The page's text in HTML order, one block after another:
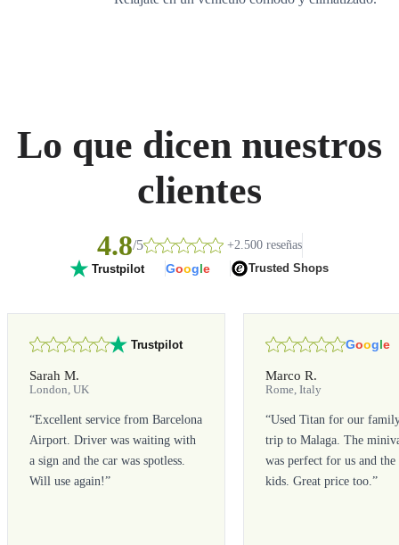
Lo que dicen nuestros
clientes
4.8/5 +2.500 reseñas
Trustpilot Google Trusted Shops
Trustpilot
Sarah M.
London, UK
“Excellent service from Barcelona
Airport. Driver was waiting with
a sign and the car was spotless.
Will use again!”
Google
Marco R.
Rome, Italy
“Used Titan for our
trip to Malaga. The
was perfect for us and the
kids. Great price too.”